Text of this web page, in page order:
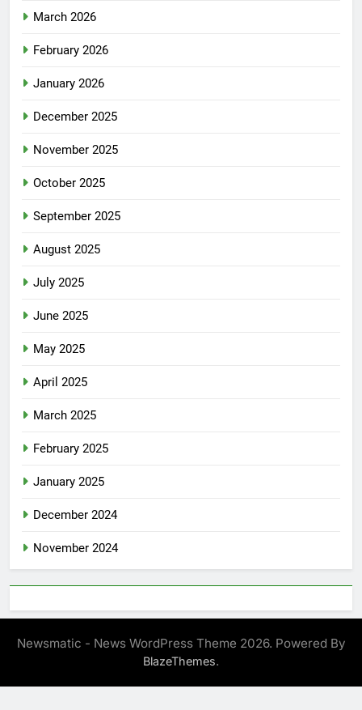
March 2026
February 2026
January 2026
December 2025
November 2025
October 2025
September 2025
August 2025
July 2025
June 2025
May 2025
April 2025
March 2025
February 2025
January 2025
December 2024
November 2024
Newsmatic - News WordPress Theme 2026. Powered By
BlazeThemes.